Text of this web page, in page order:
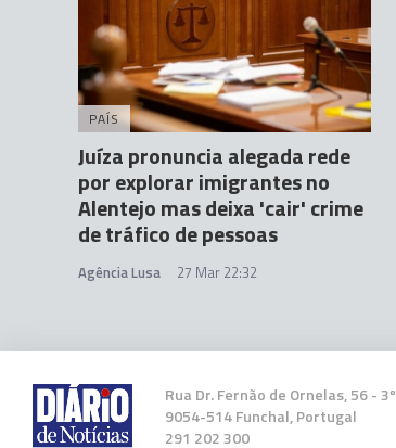
PAÍS
Juíza pronuncia alegada rede
por explorar imigrantes no
Alentejo mas deixa 'cair' crime
de tráfico de pessoas
Agência Lusa 27 Mar 22:32
Rua Dr. Fernão de Ornelas, 56 - 3º
9054-514 Funchal, Portugal
291 202 300